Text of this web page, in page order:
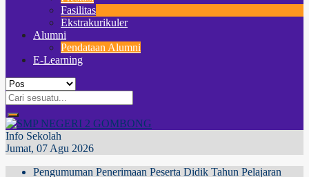
Fasilitas
Ekstrakurikuler
Alumni
Pendataan Alumni
E-Learning
Info Sekolah
Jumat, 07 Agu 2026
Pengumuman Penerimaan Peserta Didik Tahun Pelajaran